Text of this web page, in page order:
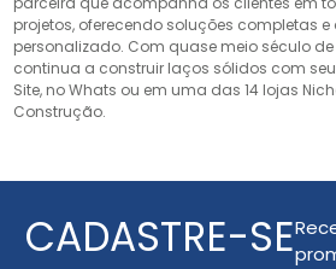
projetos, oferecendo soluções completas
personalizado. Com quase meio século de
continua a construir laços sólidos com
Site, no Whats ou em uma das 14 lojas
Construção.
CADASTRE-SE